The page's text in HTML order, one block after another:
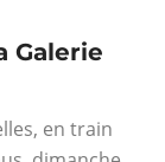
Galerie
en train